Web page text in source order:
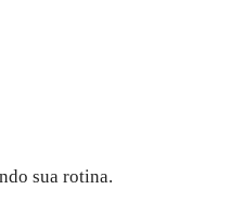
sua rotina.